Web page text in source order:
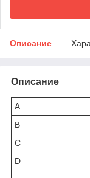
Описание
Описание
A
B
C
D